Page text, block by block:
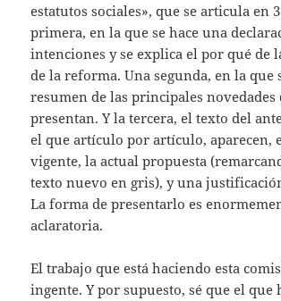
estatutos sociales», que se articula en
primera, en la que se hace una
intenciones y se explica el por qué de
de la reforma. Una segunda, en la que
resumen de las principales novedades
presentan. Y la tercera, el texto del
el que artículo por artículo, aparecen,
vigente, la actual propuesta
texto nuevo en gris), y una
La forma de presentarlo es
aclaratoria.
El trabajo que está haciendo esta
ingente. Y por supuesto, sé que el que